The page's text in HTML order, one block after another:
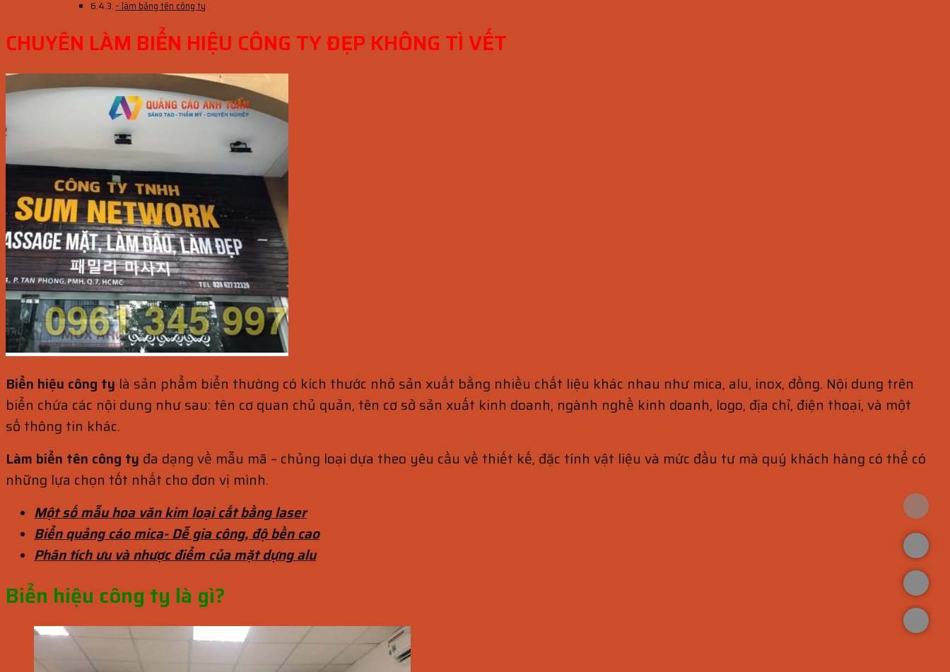
– làm bảng tên công ty
CHUYÊN LÀM BIỂN HIỆU CÔNG TY ĐẸP KHÔNG TÌ VẾT
Biển hiệu công ty là sản phẩm biển thường có kích thước nhỏ sản xuất bằng nhiều chất liệu khác nhau như mica, alu, inox, đồng. Nội dung trên
biển chứa các nội dung như sau: tên cơ quan chủ quản, tên cơ sở sản xuất kinh doanh, ngành nghề kinh doanh, logo, địa chỉ, điện thoại, và một
số thông tin khác.
Làm biển tên công ty đa dạng về mẫu mã – chủng loại dựa theo yêu cầu về thiết kế, đặc tính vật liệu và mức đầu tư mà quý khách hàng có thể có
những lựa chọn tốt nhất cho đơn vị mình.
Một số mẫu hoa văn kim loại cắt bằng laser
Biển quảng cáo mica- Dễ gia công, độ bền cao
Phân tích ưu và nhược điểm của mặt dựng alu
Biển hiệu công ty là gì?